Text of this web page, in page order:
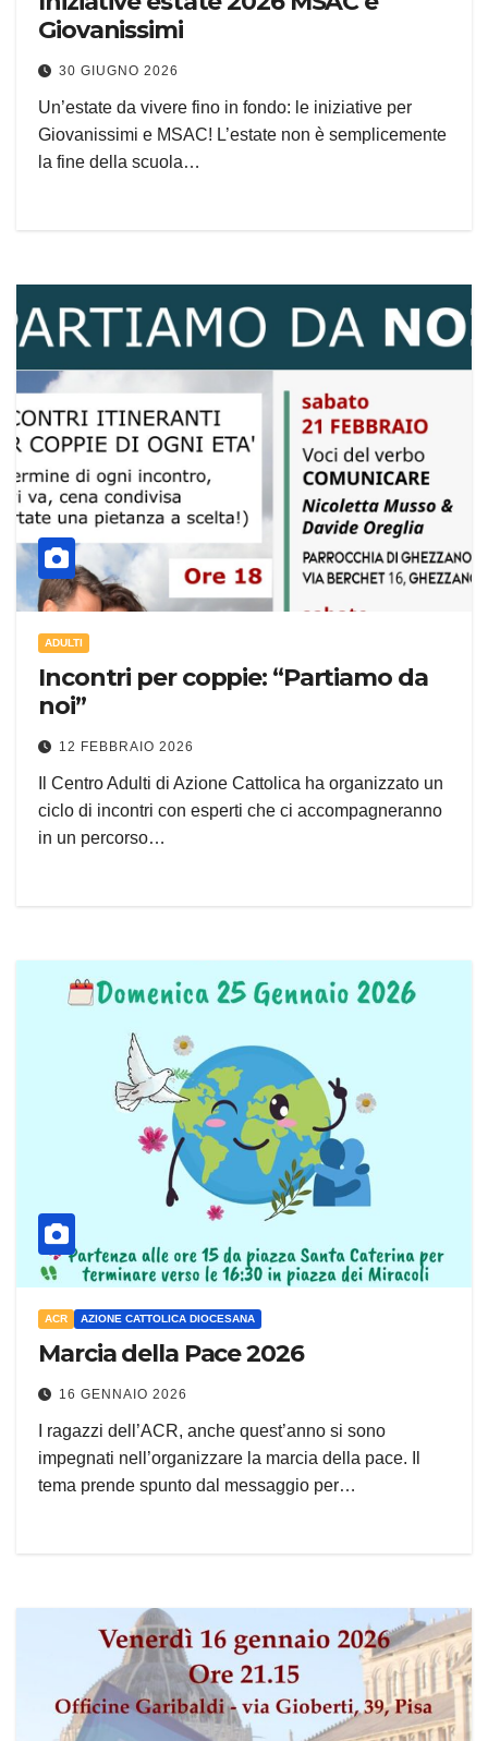
Giovanissimi
30 GIUGNO 2026
Un’estate da vivere fino in fondo: le iniziative per
Giovanissimi e MSAC! L’estate non è semplicemente
la fine della scuola…
ADULTI
Incontri per coppie: “Partiamo da
noi”
12 FEBBRAIO 2026
Il Centro Adulti di Azione Cattolica ha organizzato un
ciclo di incontri con esperti che ci accompagneranno
in un percorso…
ACR AZIONE CATTOLICA DIOCESANA
Marcia della Pace 2026
16 GENNAIO 2026
I ragazzi dell’ACR, anche quest’anno si sono
impegnati nell’organizzare la marcia della pace. Il
tema prende spunto dal messaggio per…